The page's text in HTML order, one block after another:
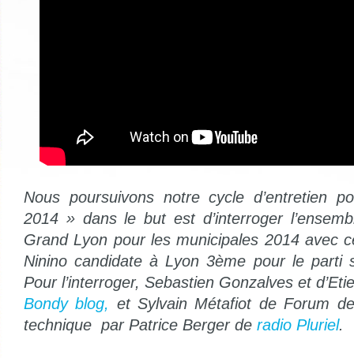
Nous poursuivons notre cycle d’entretien
2014 » dans le but est d’interroger
Grand Lyon pour les municipales 2014 avec
Ninino candidate à Lyon 3ème pour le parti
Pour l’interroger, Sebastien Gonzalves et
Bondy blog, et Sylvain Métafiot de Forum
technique par Patrice Berger de radio Pluriel.